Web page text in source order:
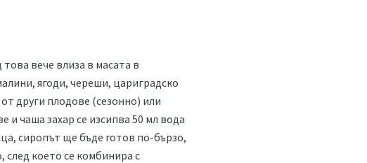
вече влиза в масата в
ягоди, череши, цариградско
други плодове (сезонно) или
и чаша захар се изсипва 50 мл вода
сиропът ще бъде готов по-бързо,
което се комбинира с